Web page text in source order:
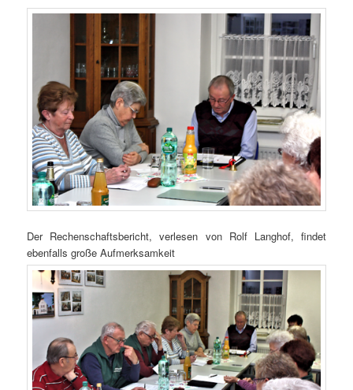
Der Rechenschaftsbericht, verlesen von Rolf Langhof, findet
ebenfalls große Aufmerksamkeit